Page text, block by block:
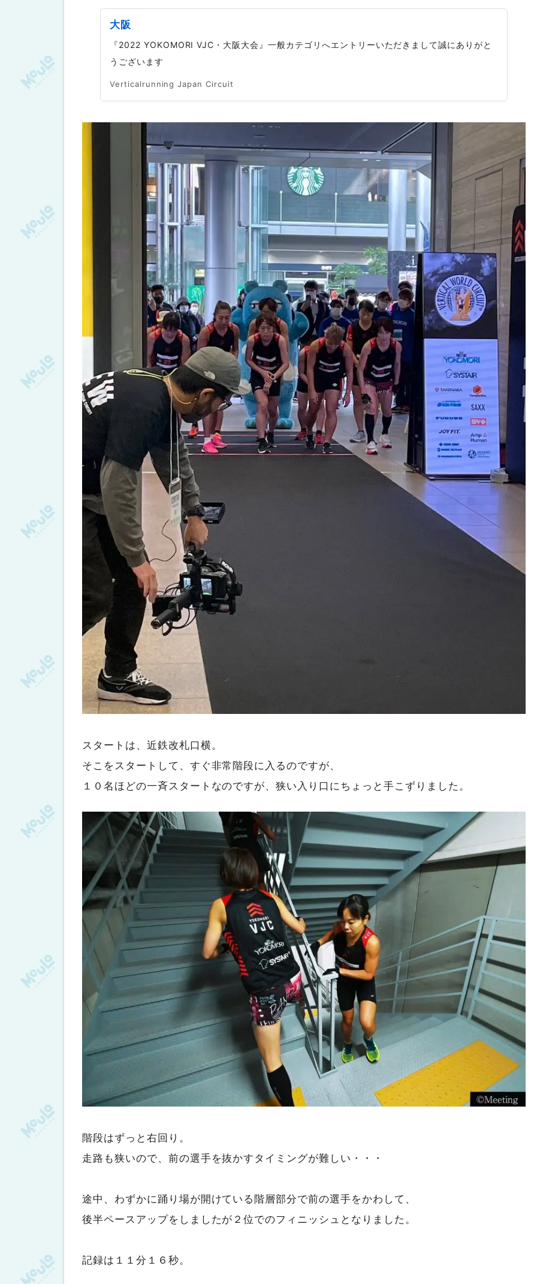
大阪
『2022 YOKOMORI VJC・大阪大会』一般カテゴリへエントリーいただきまして誠にありがと
うございます
Verticalrunning Japan Circuit
スタートは、近鉄改札口横。
そこをスタートして、すぐ非常階段に入るのですが、
１０名ほどの一斉スタートなのですが、狭い入り口にちょっと手こずりました。
階段はずっと右回り。
走路も狭いので、前の選手を抜かすタイミングが難しい・・・
途中、わずかに踊り場が開けている階層部分で前の選手をかわして、
後半ペースアップをしましたが２位でのフィニッシュとなりました。
記録は１１分１６秒。